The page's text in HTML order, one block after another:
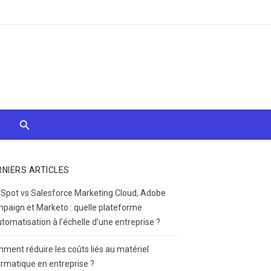
ARTICLES
vs Salesforce Marketing Cloud, Adobe
et Marketo : quelle plateforme
à l’échelle d’une entreprise ?
réduire les coûts liés au matériel
en entreprise ?